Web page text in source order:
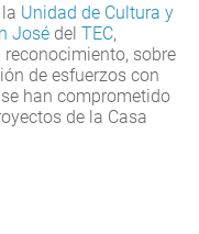
Unidad de Cultura y
José del TEC,
sobre
de esfuerzos con
han comprometido
de la Casa